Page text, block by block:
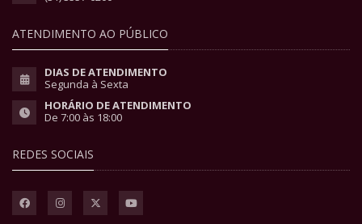
ATENDIMENTO AO PÚBLICO
DIAS DE ATENDIMENTO
Segunda à Sexta
HORÁRIO DE ATENDIMENTO
De 7:00 às 18:00
REDES SOCIAIS